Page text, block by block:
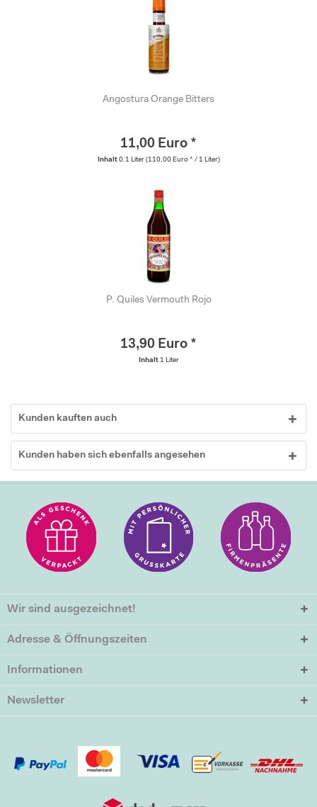
Angostura Orange Bitters
11,00 Euro *
Inhalt 0.1 Liter (110,00 Euro * / 1 Liter)
P. Quiles Vermouth Rojo
13,90 Euro *
Inhalt 1 Liter
Kunden kauften auch
Kunden haben sich ebenfalls angesehen
Wir sind ausgezeichnet!
Adresse & Öffnungszeiten
Informationen
Newsletter